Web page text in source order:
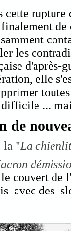
cette rupture
finalement
les
d'après-
elle
difficile ...
de
la "La
le couvert de
avec des